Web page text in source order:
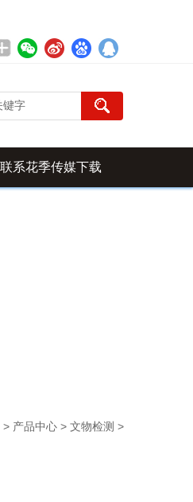
联系花季传媒下载
> 产品中心 > 文物检测 >